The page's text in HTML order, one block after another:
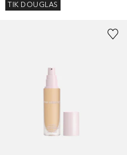
TIK DOUGLAS
+10